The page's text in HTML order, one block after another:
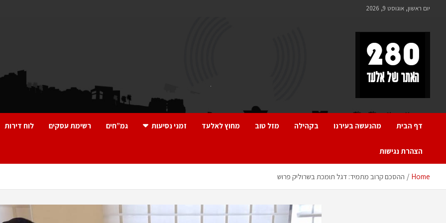
יום ראשון, אוגוסט 9, 2026
280 – חדשות אלעד
דף הבית מהנעשה בעירנו בקהילה מזל טוב מחוץ לאלעד זמני נסיעות גמ”חים רשימת עסקים לוח דירות
הצהרת נגישות
Home ההסכם קרוב מתמיד: דגל תומכת בשרוליק פרוש